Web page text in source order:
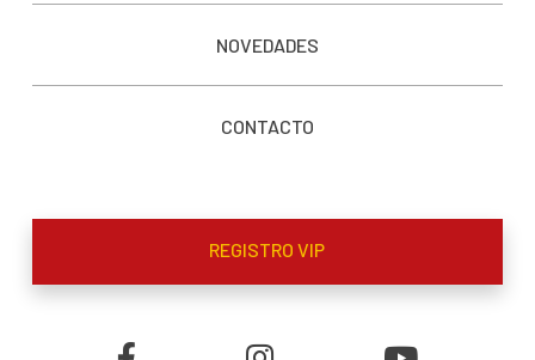
NOVEDADES
CONTACTO
REGISTRO VIP